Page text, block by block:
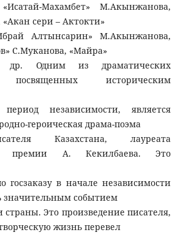
Махамбет» М.Акынжанова,
«Акан сери – Актокти»
Алтынсарин» М.Акынжанова,
С.Муканова, «Майра»
др. Одним из драматических
посвященных историческим
независимости, является
героическая драма-поэма
Казахстана, лауреата
премии А. Кекилбаева. Это
госзаказу в начале независимости
значительным событием
Это произведение писателя,
жизнь перевел